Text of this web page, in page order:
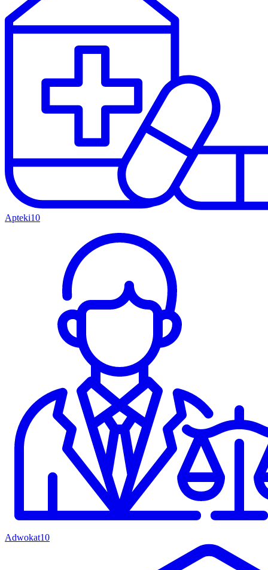
Apteki10
Adwokat10